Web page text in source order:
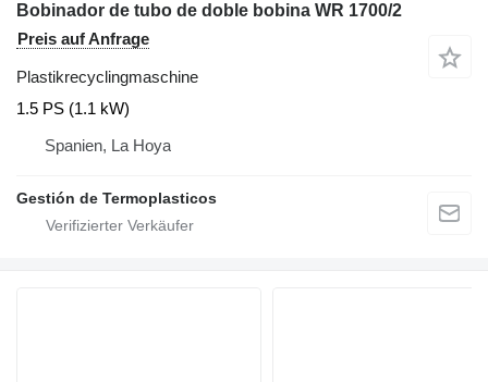
Bobinador de tubo de doble bobina WR 1700/2
Preis auf Anfrage
Plastikrecyclingmaschine
1.5 PS (1.1 kW)
Spanien, La Hoya
Gestión de Termoplasticos